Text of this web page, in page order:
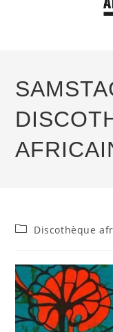
Beitrags-
Discothèque